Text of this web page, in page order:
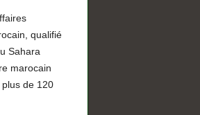
qualifié
Sahara
marocain
de 120